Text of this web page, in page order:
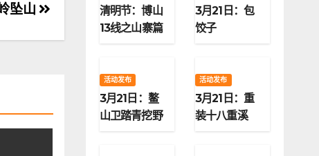
坠山
清明节：博山
13线之山寨篇
3月21日：包
饺子
活动发布
3月21日：鳌
山卫踏青挖野
活动发布
3月21日：重
装十八重溪